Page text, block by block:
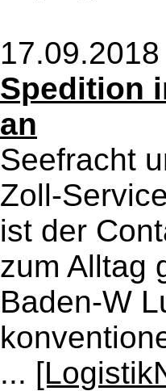
17.09.2018
Spedition
an
Seefracht
Zoll-
ist der
zum Alltag
Baden-W
...